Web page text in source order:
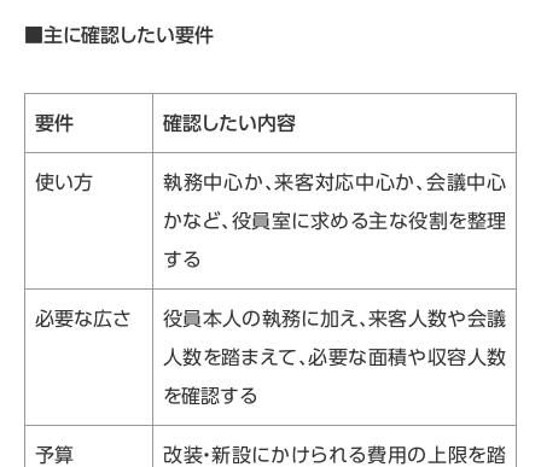
■主に確認したい要件
要件 確認したい内容
使い方
執務中心か、来客対応中心か、会議中心
かなど、役員室に求める主な役割を整理
する
必要な広さ
役員本人の執務に加え、来客人数や会議
人数を踏まえて、必要な面積や収容人数
を確認する
予算
改装・新設にかけられる費用の上限を踏